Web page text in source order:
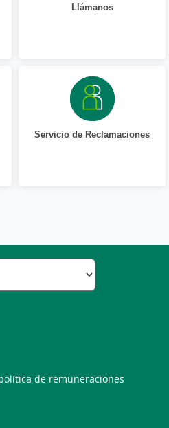
Llámanos
Servicio de Reclamaciones
de remuneraciones